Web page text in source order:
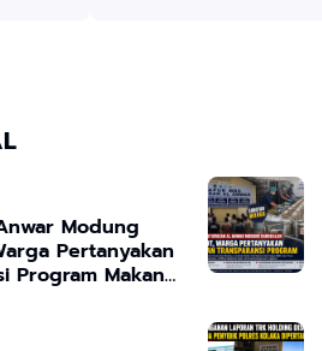
Modung
Pertanyakan
Program Makan